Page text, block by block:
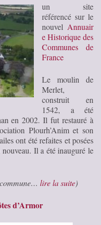
un site
référencé sur le
nouvel Annuair
e Historique des
Communes de
France
Le moulin de
Merlet,
construit en
1542, a été
en 2002. Il fut restauré à
Plourh’Anim et son
ont été refaites et posées
Il a été inauguré le
lire la suite)
d’Armor